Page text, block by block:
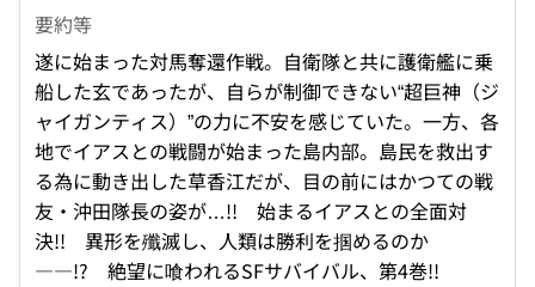
要約等
遂に始まった対馬奪還作戦。自衛隊と共に護衛艦に乗
船した玄であったが、自らが制御できない“超巨神（ジ
ャイガンティス）”の力に不安を感じていた。一方、各
地でイアスとの戦闘が始まった島内部。島民を救出す
る為に動き出した草香江だが、目の前にはかつての戦
友・沖田隊長の姿が…!! 始まるイアスとの全面対
決!! 異形を殲滅し、人類は勝利を掴めるのか
――!? 絶望に喰われるSFサバイバル、第4巻!!